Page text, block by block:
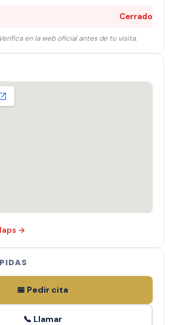
Cerrado
en la web oficial antes de tu visita.
→
📅 Pedir cita
📞 Llamar